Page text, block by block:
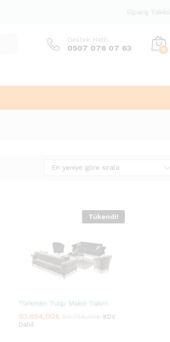
Sipariş Takibi
Destek Hattı
0507 076 07 63 0
En yeniye göre sırala
Tükendi!
Türkmen Tulip Maksi Takım
93.654,00₺
KDV
Dahil
93.654,00₺